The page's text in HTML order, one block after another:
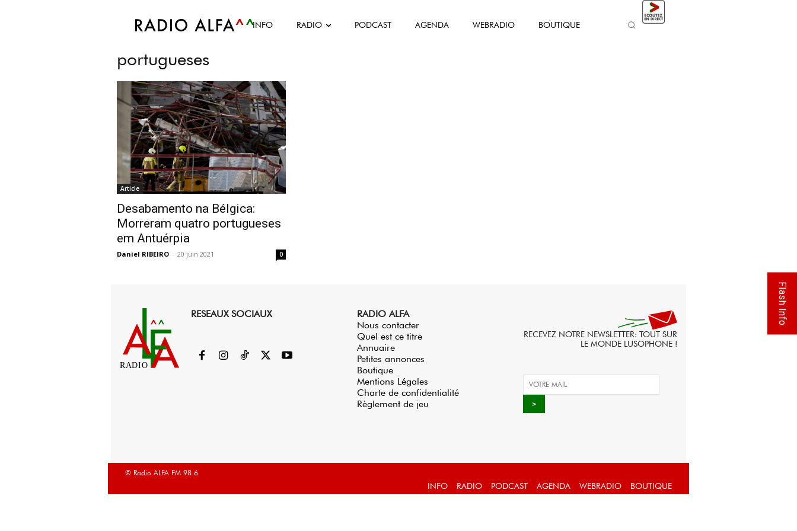
INFO RADIO PODCAST AGENDA WEBRADIO BOUTIQUE
Accueil Tags Portugueses Bélgica. Quatro mortos portugueses
Tag: Portugueses Bélgica. Quatro mortos
portugueses
Article
Desabamento na Bélgica:
Morreram quatro portugueses
em Antuérpia
Daniel RIBEIRO - 20 juin 2021 0
RADIO
RESEAUX SOCIAUX
RADIO ALFA
Nous contacter
Quel est ce titre
Annuaire
Petites annonces
Boutique
Mentions Légales
Charte de confidentialité
Règlement de jeu
RECEVEZ NOTRE NEWSLETTER: TOUT SUR
LE MONDE LUSOPHONE !
© Radio ALFA FM 98.6
INFO RADIO PODCAST AGENDA WEBRADIO BOUTIQUE
Flash Info